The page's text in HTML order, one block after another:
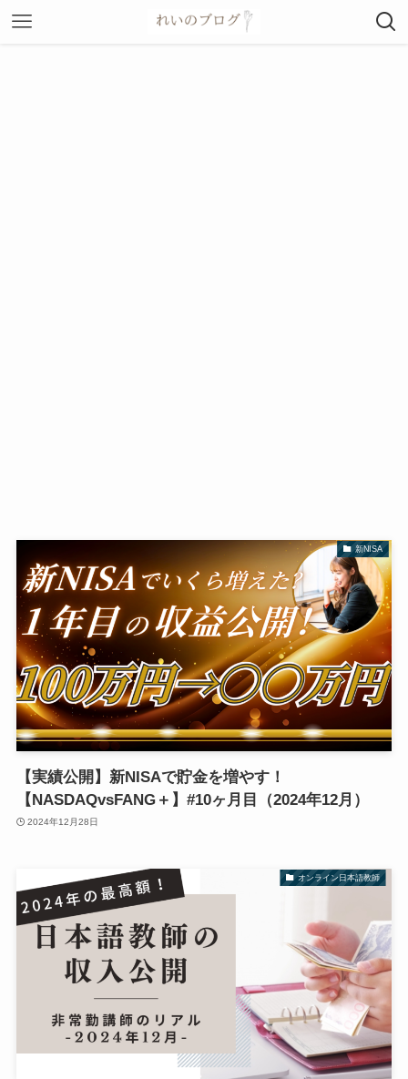
新NISA
【実績公開】新NISAで貯金を増やす！
【NASDAQvsFANG＋】#10ヶ月目（2024年12月）
2024年12月28日
オンライン日本語教師